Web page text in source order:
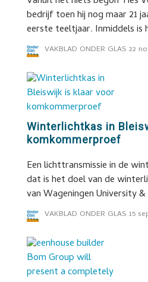
bedrijf toen hij nog maar 21
eerste teeltjaar. Inmiddels is
VAKBLAD ONDER GLAS 22
Winterlichtkas in
komkommerproef
Een lichttransmissie in de
dat is het doel van de
van Wageningen University &
VAKBLAD ONDER GLAS 15